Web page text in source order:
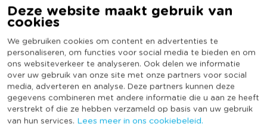
Deze website maakt gebruik van
cookies
We gebruiken cookies om content en advertenties te
personaliseren, om functies voor social media te bieden en om
ons websiteverkeer te analyseren. Ook delen we informatie
over uw gebruik van onze site met onze partners voor social
media, adverteren en analyse. Deze partners kunnen deze
gegevens combineren met andere informatie die u aan ze heeft
verstrekt of die ze hebben verzameld op basis van uw gebruik
van hun services. Lees meer in ons cookiebeleid.
Productlengte (cm)
14
Merk
Stapelbaar
Nee
Duurzaamheidsscore
(Nog) geen score
bekend